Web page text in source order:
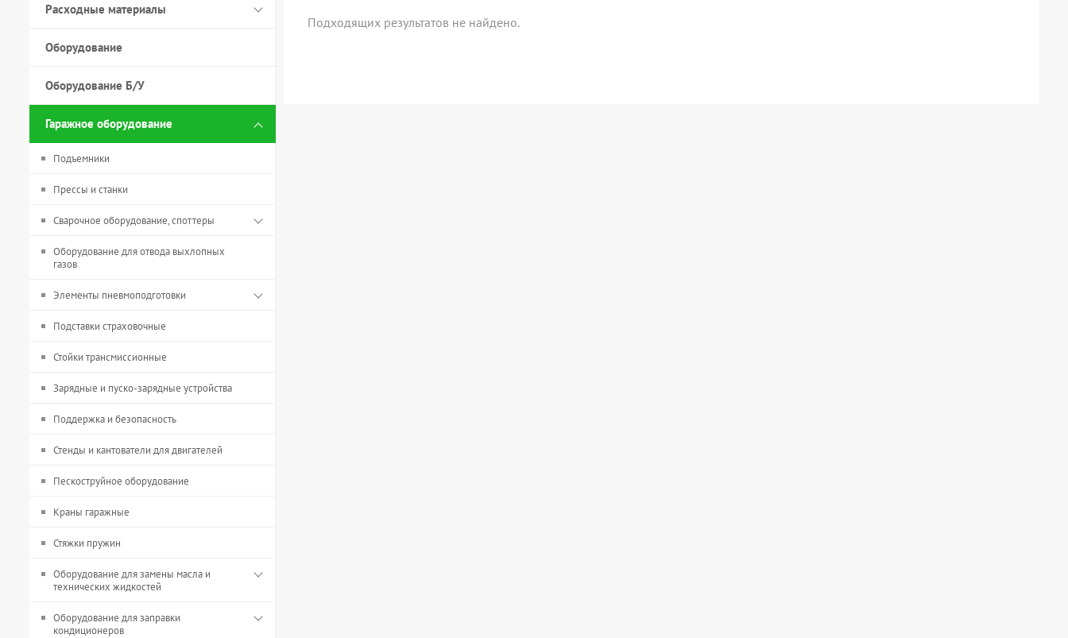
Расходные материалы
Оборудование
Оборудование Б/У
Гаражное оборудование
Подъемники
Прессы и станки
Сварочное оборудование, споттеры
Оборудование для отвода выхлопных
газов
Элементы пневмоподготовки
Подставки страховочные
Стойки трансмиссионные
Зарядные и пуско-зарядные устройства
Поддержка и безопасность
Стенды и кантователи для двигателей
Пескоструйное оборудование
Краны гаражные
Стяжки пружин
Оборудование для замены масла и
технических жидкостей
Оборудование для заправки
кондиционеров
Подходящих результатов не найдено.